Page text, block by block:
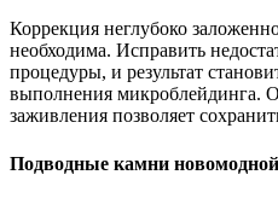
Коррекция неглубоко
необходима. Исправить
процедуры, и результат
выполнения микроблейдинга.
заживления позволяет
Подводные камни